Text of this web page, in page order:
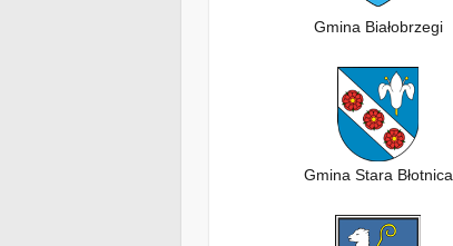
Gmina Białobrzegi
Gmina Stara Błotnica